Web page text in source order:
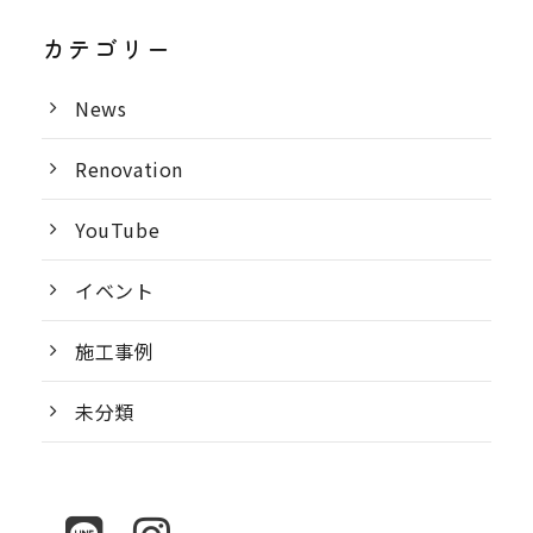
カテゴリー
News
Renovation
YouTube
イベント
施工事例
未分類